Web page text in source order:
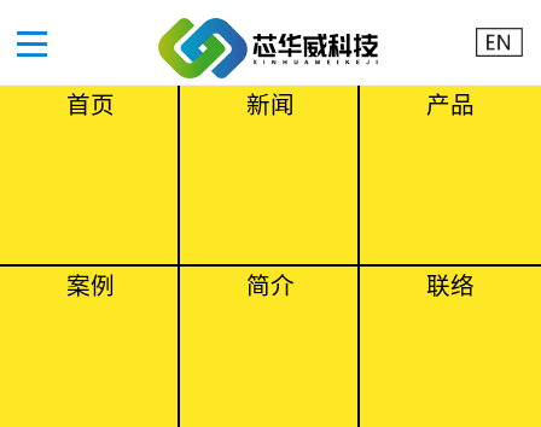
首页 新闻 产品
案例 简介 联络